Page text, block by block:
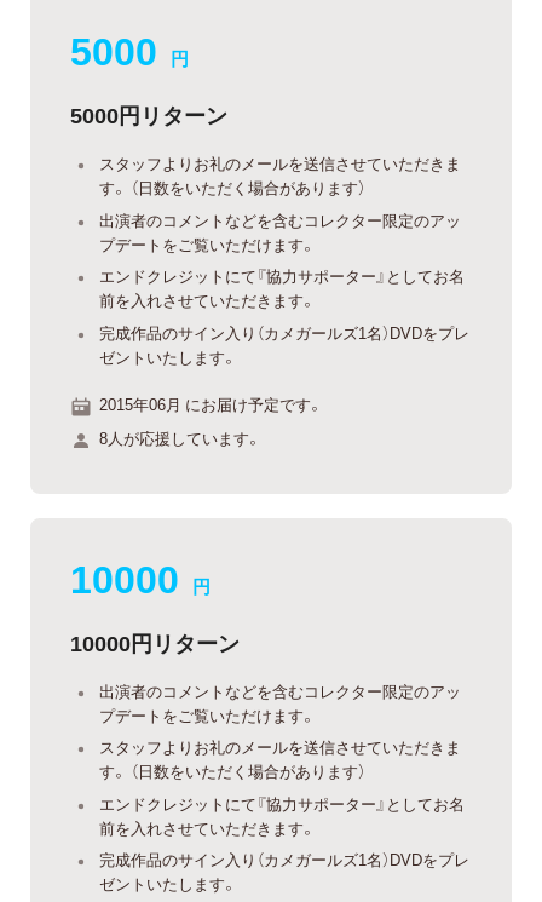
5000 円
5000円リターン
スタッフよりお礼のメールを送信させていただきま
す。 （日数をいただく場合があります）
出演者のコメントなどを含むコレクター限定のアッ
プデートをご覧いただけます。
エンドクレジットにて『協力サポーター』としてお名
前を入れさせていただきます。
完成作品のサイン入り（カメガールズ1名）DVDをプレ
ゼントいたします。
2015年06月 にお届け予定です。
8人が応援しています。
10000 円
10000円リターン
出演者のコメントなどを含むコレクター限定のアッ
プデートをご覧いただけます。
スタッフよりお礼のメールを送信させていただきま
す。 （日数をいただく場合があります）
エンドクレジットにて『協力サポーター』としてお名
前を入れさせていただきます。
完成作品のサイン入り（カメガールズ1名）DVDをプレ
ゼントいたします。